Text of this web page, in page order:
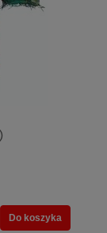
Do koszyka